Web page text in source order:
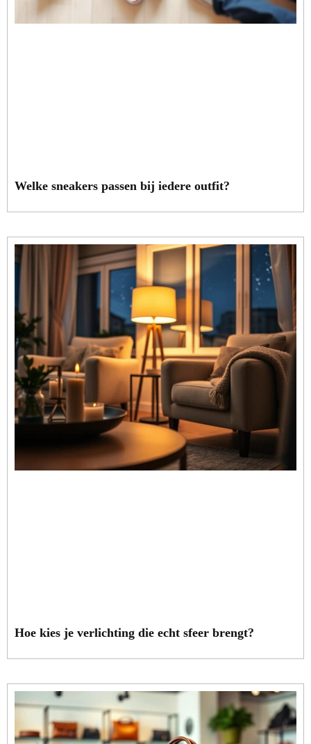
Welke sneakers passen bij iedere outfit?
Hoe kies je verlichting die echt sfeer brengt?